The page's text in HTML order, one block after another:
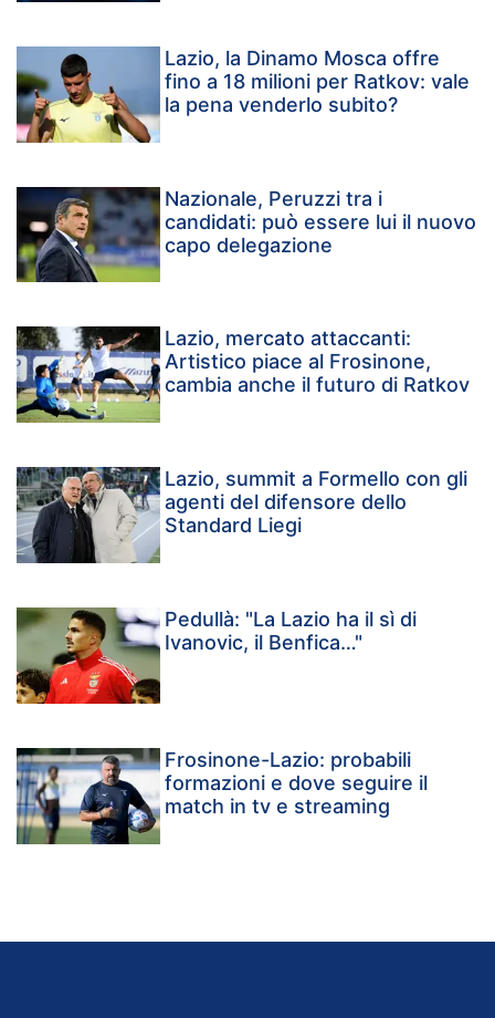
Lazio, la Dinamo Mosca offre
fino a 18 milioni per Ratkov: vale
la pena venderlo subito?
Nazionale, Peruzzi tra i
candidati: può essere lui il nuovo
capo delegazione
Lazio, mercato attaccanti:
Artistico piace al Frosinone,
cambia anche il futuro di Ratkov
Lazio, summit a Formello con gli
agenti del difensore dello
Standard Liegi
Pedullà: "La Lazio ha il sì di
Ivanovic, il Benfica…"
Frosinone-Lazio: probabili
formazioni e dove seguire il
match in tv e streaming